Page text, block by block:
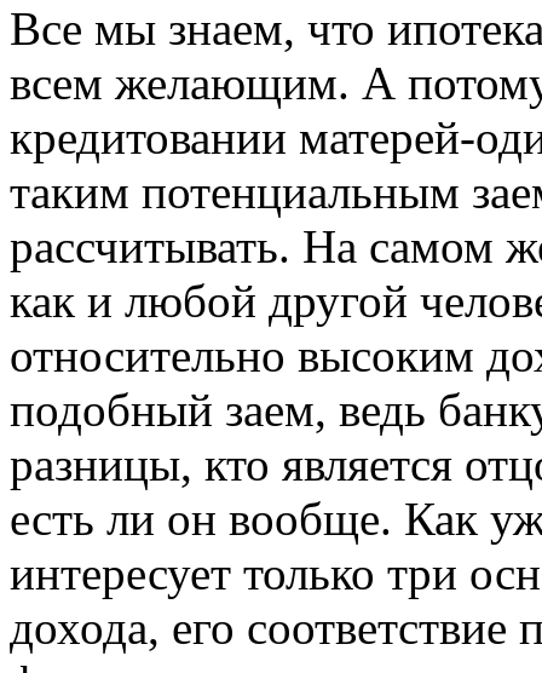
Все мы знаем, что
всем желающим. А
кредитовании матерей-
таким потенциальным
рассчитывать. На самом
как и любой другой
относительно высоким
подобный заем, ведь
разницы, кто является
есть ли он вообще. Как
интересует только три
дохода, его соответствие